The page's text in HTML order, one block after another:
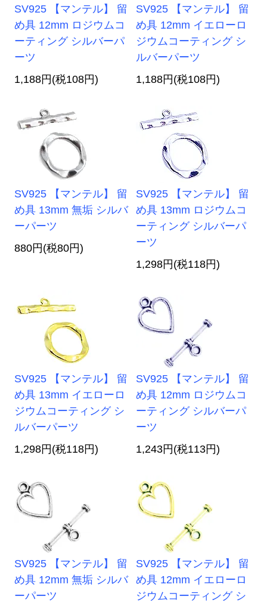
SV925 【マンテル】 留
め具 12mm ロジウムコ
ーティング シルバーパ
ーツ
1,188円(税108円)
SV925 【マンテル】 留
め具 12mm イエローロ
ジウムコーティング シ
ルバーパーツ
1,188円(税108円)
SV925 【マンテル】 留
め具 13mm 無垢 シルバ
ーパーツ
880円(税80円)
SV925 【マンテル】 留
め具 13mm ロジウムコ
ーティング シルバーパ
ーツ
1,298円(税118円)
SV925 【マンテル】 留
め具 13mm イエローロ
ジウムコーティング シ
ルバーパーツ
1,298円(税118円)
SV925 【マンテル】 留
め具 12mm ロジウムコ
ーティング シルバーパ
ーツ
1,243円(税113円)
SV925 【マンテル】 留
め具 12mm 無垢 シルバ
ーパーツ
SV925 【マンテル】 留
め具 12mm イエローロ
ジウムコーティング シ